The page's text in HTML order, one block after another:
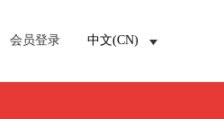
会员登录 中文(CN)